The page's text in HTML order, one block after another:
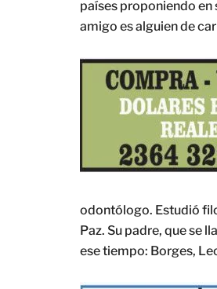
países proponiendo en
amigo es alguien de
odontólogo. Estudió
Paz. Su padre, que se
ese tiempo: Borges,